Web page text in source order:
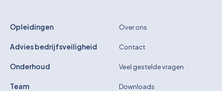
Opleidingen
Advies bedrijfsveiligheid
Onderhoud
Team
Over ons
Contact
Veel gestelde vragen
Downloads